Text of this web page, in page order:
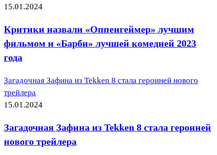
15.01.2024
Критики назвали «Оппенгеймер» лучшим
фильмом и «Барби» лучшей комедией 2023
года
Загадочная Зафина из Tekken 8 стала героиней нового
трейлера
15.01.2024
Загадочная Зафина из Tekken 8 стала героиней
нового трейлера